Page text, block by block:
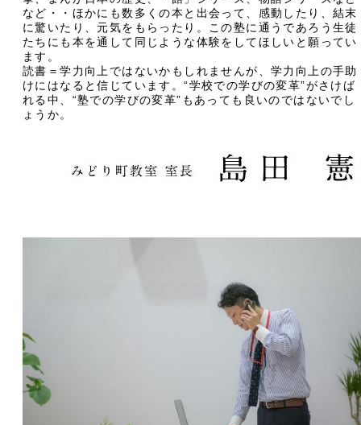
など・・ほかにも数多くの本と出会って、感動したり、結末
に驚いたり、元気をもらったり。この塾に通うであろう生徒
たちにも本を通して同じような体験をしてほしいと願ってい
ます。
読書＝学力向上ではないかもしれませんが、学力向上の手助
けにはなると信じています。“学校での学びの変革”がさけば
れる中、“塾での学びの変革”もあっても良いのではないでし
ょうか。